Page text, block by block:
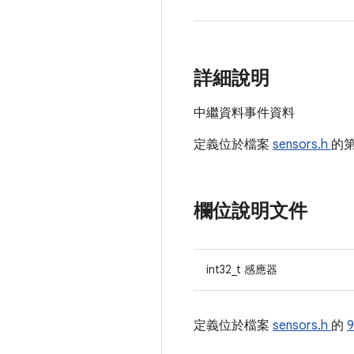
詳細說明
中繼資料事件資料
定義位於檔案 sensors.h 的
欄位說明文件
int32_t 感應器
定義位於檔案 sensors.h 的